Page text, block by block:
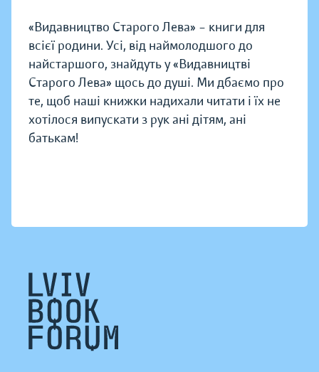
«Видавництво Старого Лева» – книги для
всієї родини. Усі, від наймолодшого до
найстаршого, знайдуть у «Видавництві
Старого Лева» щось до душі. Ми дбаємо про
те, щоб наші книжки надихали читати і їх не
хотілося випускати з рук ані дітям, ані
батькам!